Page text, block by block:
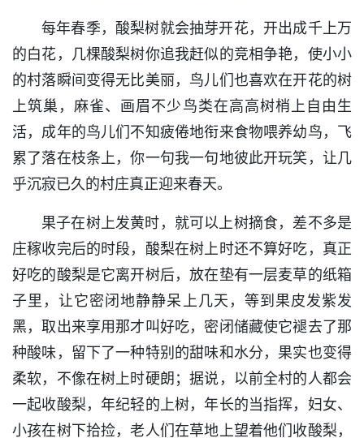
每年春季，酸梨树就会抽芽开花，开出成千上万
的白花，几棵酸梨树你追我赶似的竞相争艳，使小小
的村落瞬间变得无比美丽，鸟儿们也喜欢在开花的树
上筑巢，麻雀、画眉不少鸟类在高高树梢上自由生
活，成年的鸟儿们不知疲倦地衔来食物喂养幼鸟，飞
累了落在枝条上，你一句我一句地彼此开玩笑，让几
乎沉寂已久的村庄真正迎来春天。
果子在树上发黄时，就可以上树摘食，差不多是
庄稼收完后的时段，酸梨在树上时还不算好吃，真正
好吃的酸梨是它离开树后，放在垫有一层麦草的纸箱
子里，让它密闭地静静呆上几天，等到果皮发紫发
黑，取出来享用那才叫好吃，密闭储藏使它褪去了那
种酸味，留下了一种特别的甜味和水分，果实也变得
柔软，不像在树上时硬朗；据说，以前全村的人都会
一起收酸梨，年纪轻的上树，年长的当指挥，妇女、
小孩在树下拾捡，老人们在草地上望着他们收酸梨，